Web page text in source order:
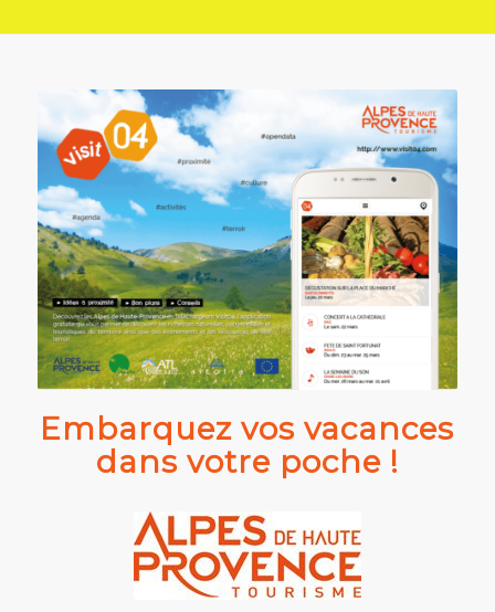
Embarquez vos vacances
dans votre poche !